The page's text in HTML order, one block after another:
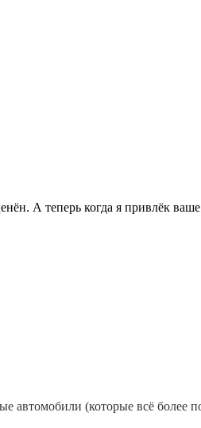
А теперь когда я привлёк
автомобили (которые всё